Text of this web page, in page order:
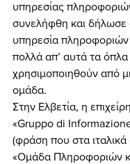
υπηρεσίας
συνελήφθη και δήλωσε
υπηρεσία
πολλά απ’ αυτά τα όπλα
χρησιμοποιηθούν από
ομάδα.
Στην Ελβετία, η
«Gruppo di
(φράση που στα ιταλικά
«Ομάδα Πληροφοριών